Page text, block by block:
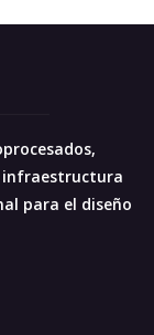
infraestructura
para el diseño